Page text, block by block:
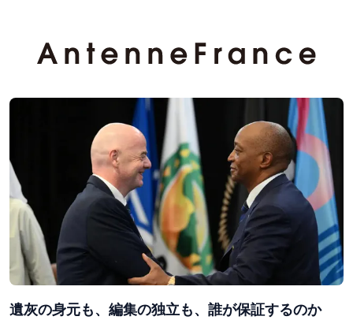
遺灰の身元も、編集の独立も、誰が保証するのか